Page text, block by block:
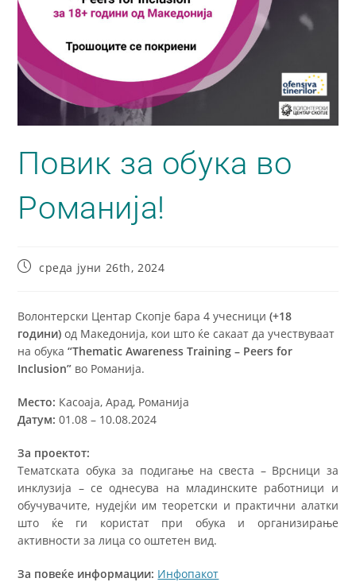
Повик за обука во
Романија!
среда јуни 26th, 2024
Волонтерски Центар Скопје бара 4 учесници(+18
години) од Македонија, кои што ќе сакаат да учествуваат
на обука“Thematic Awareness Training – Peers for
Inclusion” во Романија.
Место: Касоаја, Арад, Романија
Датум:01.08 – 10.08.2024
За проектот:
Тематската обука за подигање на свеста – Врсници за
инклузија – се однесува на младинските работници и
обучувачите, нудејќи им теоретски и практични алатки
што ќе ги користат при обука и организирање
активности за лица со оштетен вид.
За повеќе информации: Инфопакот